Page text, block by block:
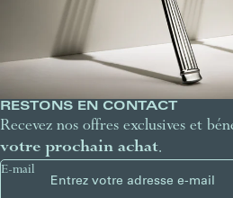
RESTONS EN CONTACT
Recevez nos offres exclusives et
votre prochain achat.
E-mail